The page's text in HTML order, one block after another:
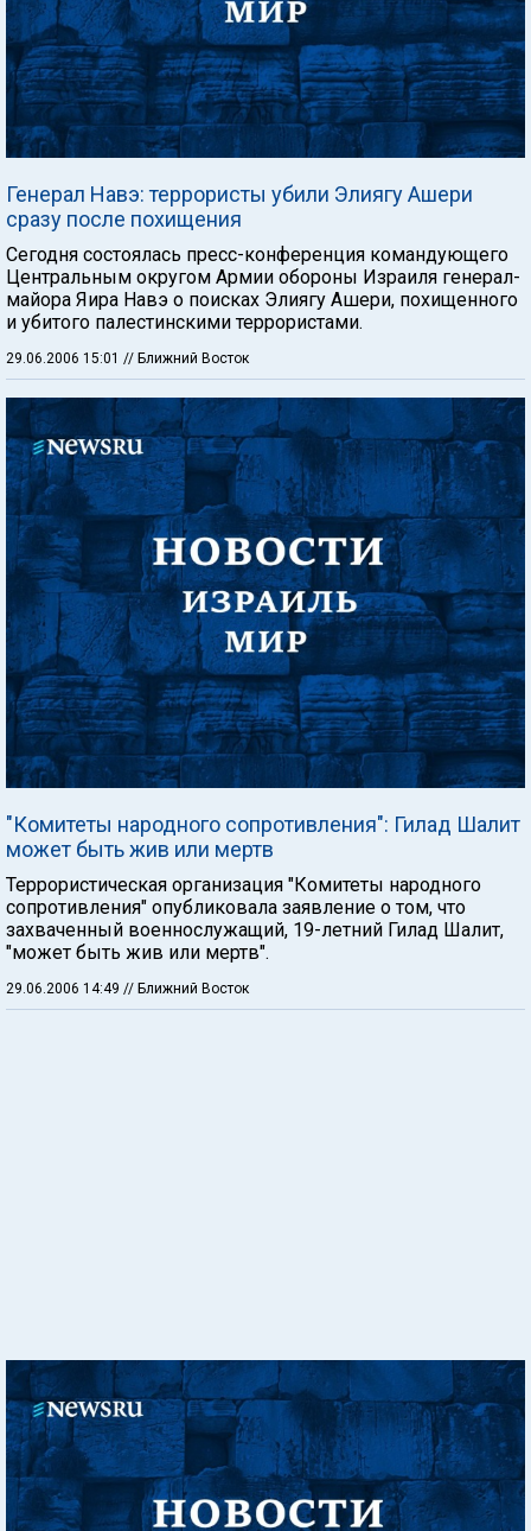
Генерал Навэ: террористы убили Элиягу Ашери
сразу после похищения
Сегодня состоялась пресс-конференция командующего
Центральным округом Армии обороны Израиля генерал-
майора Яира Навэ о поисках Элиягу Ашери, похищенного
и убитого палестинскими террористами.
29.06.2006 15:01 // Ближний Восток
"Комитеты народного сопротивления": Гилад Шалит
может быть жив или мертв
Террористическая организация "Комитеты народного
сопротивления" опубликовала заявление о том, что
захваченный военнослужащий, 19-летний Гилад Шалит,
"может быть жив или мертв".
29.06.2006 14:49 // Ближний Восток